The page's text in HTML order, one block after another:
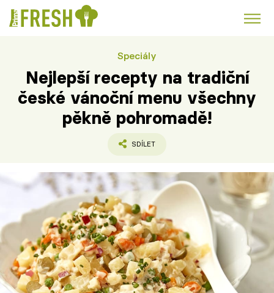
Polévky k večeři
Česká kuchyně Čokoláda
Recepty
Články
TV Program
Škola vaření
Speciály
Nejlepší recepty na tradiční
české vánoční menu všechny
pěkně pohromadě!
SDÍLET